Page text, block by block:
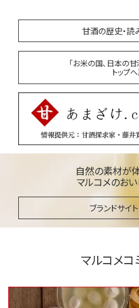
甘酒の歴史・
「お米の国、日本の甘
トップ
自然の素材が
マルコメのおい
ブランドサイ
マルコメコ